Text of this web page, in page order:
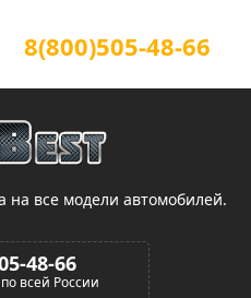
8(800)505-48-66
на все модели автомобилей.
48-66
всей России